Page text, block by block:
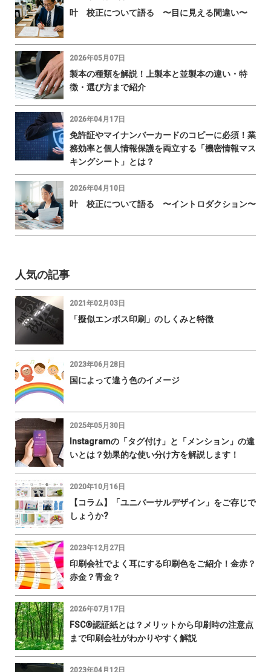
叶 校正について語る 〜目に見える間違い〜
2026年05月07日
製本の種類を解説！上製本と並製本の違い・特
徴・選び方まで紹介
2026年04月17日
免許証やマイナンバーカードのコピーに必須！業
務効率と個人情報保護を両立する「機密情報マス
キングシート」とは？
2026年04月10日
叶 校正について語る 〜イントロダクション〜
人気の記事
2021年02月03日
「擬似エンボス印刷」のしくみと特徴
2023年06月28日
国によって違う色のイメージ
2025年05月30日
Instagramの「タグ付け」と「メンション」の違
いとは？効果的な使い分け方を解説します！
2020年10月16日
【コラム】「ユニバーサルデザイン」をご存じで
しょうか?
2023年12月27日
印刷会社でよく耳にする印刷色をご紹介！金赤？
赤金？青金？
2026年07月17日
FSC®認証紙とは？メリットから印刷時の注意点
まで印刷会社がわかりやすく解説
2023年04月12日